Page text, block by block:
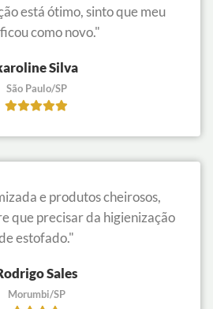
está ótimo, sinto que meu
como novo."
Silva
São Paulo/SP
e produtos cheirosos,
que precisar da higienização
estofado."
Sales
Morumbi/SP